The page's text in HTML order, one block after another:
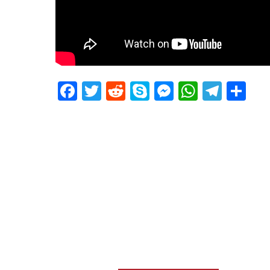
Facebook
Twitter
RedditSkypeMessenger